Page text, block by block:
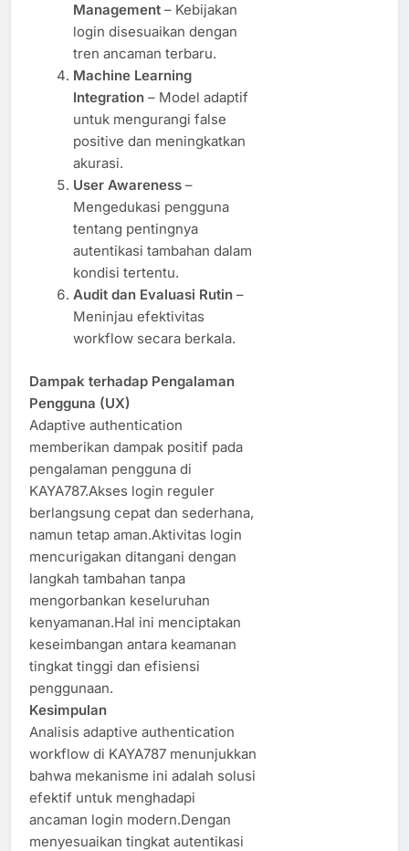
Management– Kebijakan
login disesuaikan dengan
tren ancaman terbaru.
Machine Learning
Integration– Model adaptif
untuk mengurangi false
positive dan meningkatkan
akurasi.
User Awareness–
Mengedukasi pengguna
tentang pentingnya
autentikasi tambahan dalam
kondisi tertentu.
Audit dan Evaluasi Rutin–
Meninjau efektivitas
workflow secara berkala.
Dampak terhadap Pengalaman
Pengguna (UX)
Adaptive authentication
memberikan dampak positif pada
pengalaman pengguna di
KAYA787.Akses login reguler
berlangsung cepat dan sederhana,
namun tetap aman.Aktivitas login
mencurigakan ditangani dengan
langkah tambahan tanpa
mengorbankan keseluruhan
kenyamanan.Hal ini menciptakan
keseimbangan antara keamanan
tingkat tinggi dan efisiensi
penggunaan.
Kesimpulan
Analisis adaptive authentication
workflow di KAYA787 menunjukkan
bahwa mekanisme ini adalah solusi
efektif untuk menghadapi
ancaman login modern.Dengan
menyesuaikan tingkat autentikasi